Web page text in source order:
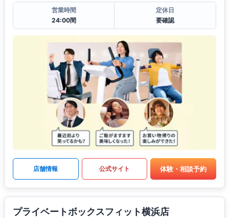
営業時間
24:00間
定休日
要確認
店舗情報 公式サイト 体験・相談予約
プライベートボックスフィット横浜店